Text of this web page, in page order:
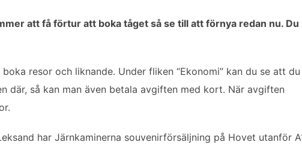
att få förtur att boka tåget så se till att förnya redan nu. Du
resor och liknande. Under fliken “Ekonomi” kan du se att du
där, så kan man även betala avgiften med kort. När avgiften
har Järnkaminerna souvenirförsäljning på Hovet utanför